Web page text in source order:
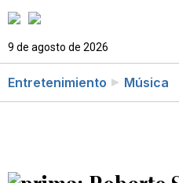
9 de agosto de 2026
Entretenimiento Música